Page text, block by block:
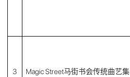
3 Magic Street马街书会传统曲艺